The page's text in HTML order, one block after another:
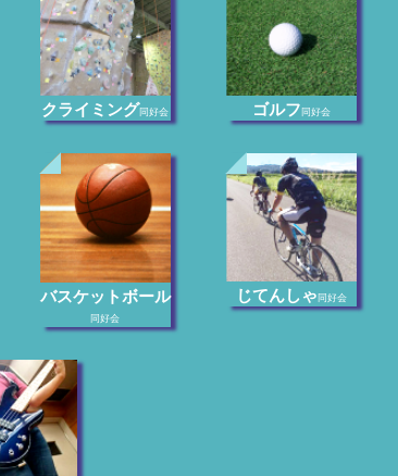
クライミング同好会 ゴルフ同好会
バスケットボール
同好会
じてんしゃ同好会